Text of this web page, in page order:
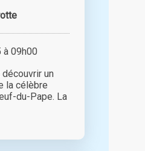
09h00
un
la célèbre
du-Pape. La